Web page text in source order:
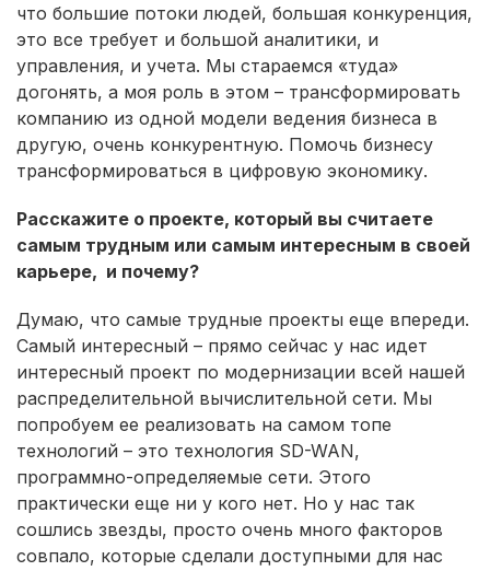
что большие потоки людей, большая конкуренция,
это все требует и большой аналитики, и
управления, и учета. Мы стараемся «туда»
догонять, а моя роль в этом – трансформировать
компанию из одной модели ведения бизнеса в
другую, очень конкурентную. Помочь бизнесу
трансформироваться в цифровую экономику.
Расскажите о проекте, который вы считаете
самым трудным или самым интересным в своей
карьере, и почему?
Думаю, что самые трудные проекты еще впереди.
Самый интересный – прямо сейчас у нас идет
интересный проект по модернизации всей нашей
распределительной вычислительной сети. Мы
попробуем ее реализовать на самом топе
технологий – это технология SD-WAN,
программно-определяемые сети. Этого
практически еще ни у кого нет. Но у нас так
сошлись звезды, просто очень много факторов
совпало, которые сделали доступными для нас